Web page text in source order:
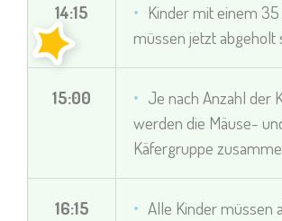
14:15
Kinder mit einem 35
müssen jetzt abgeholt
15:00
Je nach Anzahl der
werden die Mäuse-
Käfergruppe
16:15
Alle Kinder müssen